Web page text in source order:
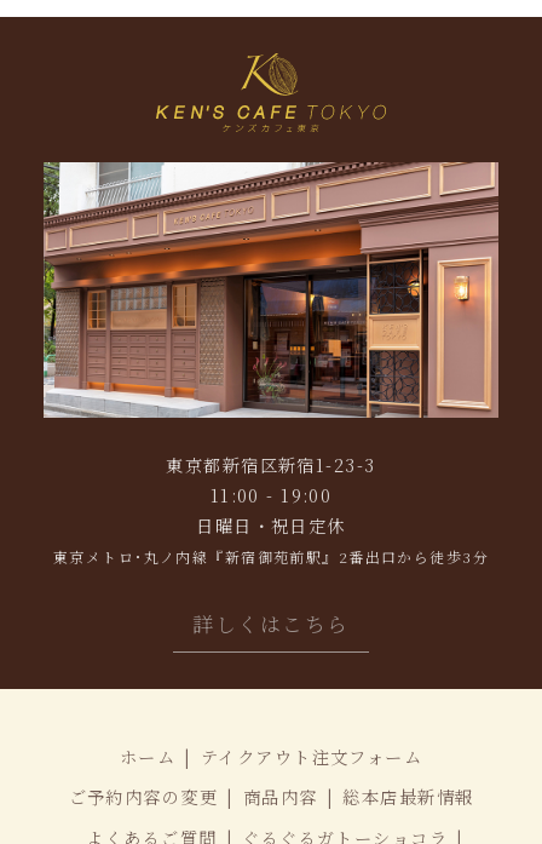
東京都新宿区新宿1-23-3
11:00 - 19:00
日曜日・祝日定休
東京メトロ･丸ノ内線『新宿御苑前駅』2番出口から徒歩3分
詳しくはこちら
ホーム
テイクアウト注文フォーム
ご予約内容の変更
商品内容
総本店最新情報
よくあるご質問
ぐるぐるガトーショコラ